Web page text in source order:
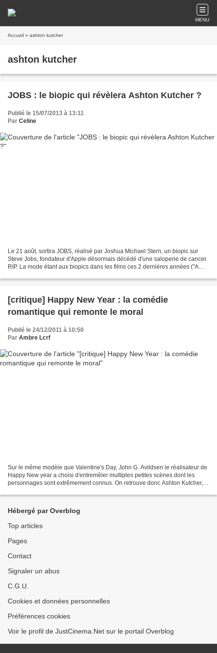
MENU
Accueil » ashton kutcher
ashton kutcher
JOBS : le biopic qui révèlera Ashton Kutcher ?
Publié le 15/07/2013 à 13:11
Par Celine
Le 21 août, sortira JOBS, réalisé par Joshua Michael Stern, un biopic sur
Steve Jobs, fondateur d'Apple désormais décédé d'une saloperie de cancer.
RIP. La mode étant aux biopics dans les films ces 2 dernières années ("A
[critique] Happy New Year : la comédie
romantique qui remonte le moral
Publié le 24/12/2011 à 10:50
Par Ambre Lcrf
Sur le même modèle que Valentine's Day, John G. Avildsen le réalisateur de
Happy New year a choisi d'entremêler multiples petites scènes dont les
personnages sont extrêmement connus. On retrouve donc Ashton Kutcher,
Hébergé par Overblog
Top articles
Pages
Contact
Signaler un abus
C.G.U.
Cookies et données personnelles
Préférences cookies
Voir le profil de JustCinema.Net sur le portail Overblog